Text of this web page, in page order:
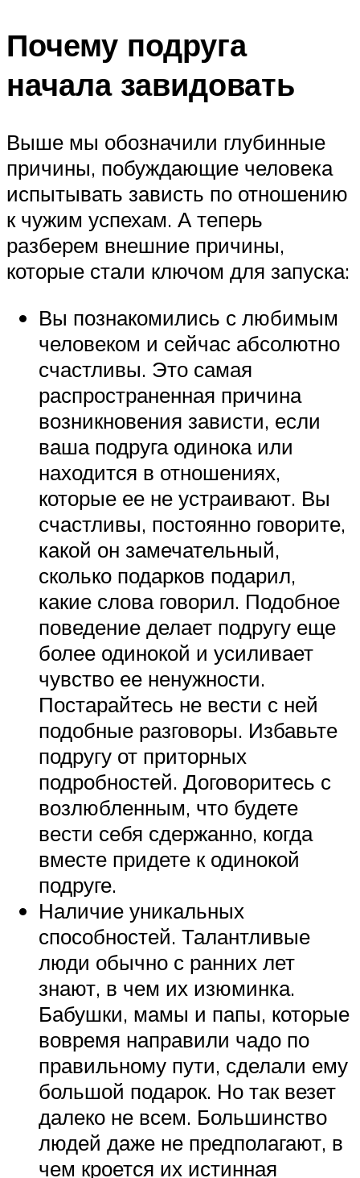
Почему подруга
начала завидовать
Выше мы обозначили глубинные
причины, побуждающие человека
испытывать зависть по отношению
к чужим успехам. А теперь
разберем внешние причины,
которые стали ключом для запуска:
Вы познакомились с любимым
человеком и сейчас абсолютно
счастливы. Это самая
распространенная причина
возникновения зависти, если
ваша подруга одинока или
находится в отношениях,
которые ее не устраивают. Вы
счастливы, постоянно говорите,
какой он замечательный,
сколько подарков подарил,
какие слова говорил. Подобное
поведение делает подругу еще
более одинокой и усиливает
чувство ее ненужности.
Постарайтесь не вести с ней
подобные разговоры. Избавьте
подругу от приторных
подробностей. Договоритесь с
возлюбленным, что будете
вести себя сдержанно, когда
вместе придете к одинокой
подруге.
Наличие уникальных
способностей. Талантливые
люди обычно с ранних лет
знают, в чем их изюминка.
Бабушки, мамы и папы, которые
вовремя направили чадо по
правильному пути, сделали ему
большой подарок. Но так везет
далеко не всем. Большинство
людей даже не предполагают, в
чем кроется их истинная